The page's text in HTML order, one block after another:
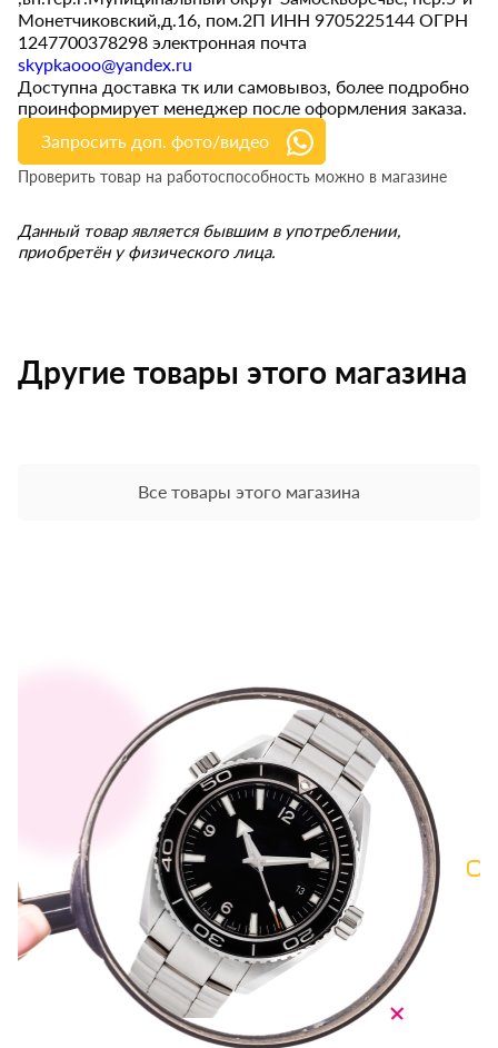
Монетчиковский,д.16, пом.2П ИНН 9705225144 ОГРН
1247700378298 электронная почта
skypkaooo@yandex.ru
Доступна доставка тк или самовывоз, более подробно
проинформирует менеджер после оформления заказа.
Запросить доп. фото/видео
Проверить товар на работоспособность можно в магазине
Данный товар является бывшим в употреблении,
приобретён у физического лица.
Другие товары этого магазина
Все товары этого магазина